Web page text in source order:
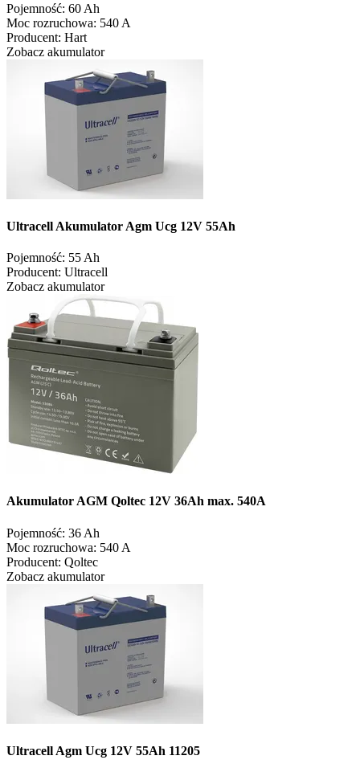
Pojemność: 60 Ah
Moc rozruchowa: 540 A
Producent: Hart
Zobacz akumulator
Ultracell Akumulator Agm Ucg 12V 55Ah
Pojemność: 55 Ah
Producent: Ultracell
Zobacz akumulator
Akumulator AGM Qoltec 12V 36Ah max. 540A
Pojemność: 36 Ah
Moc rozruchowa: 540 A
Producent: Qoltec
Zobacz akumulator
Ultracell Agm Ucg 12V 55Ah 11205